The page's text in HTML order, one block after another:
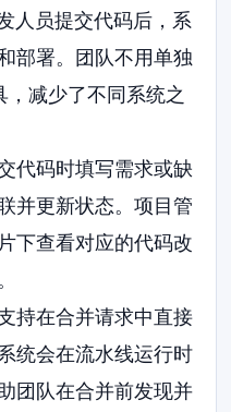
人员提交代码后，系
部署。团队不用单独
减少了不同系统之
代码时填写需求或缺
并更新状态。项目管
下查看对应的代码改
持在合并请求中直接
统会在流水线运行时
团队在合并前发现并